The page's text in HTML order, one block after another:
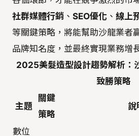
社群媒體行銷 、 SEO優化 、 線上
等關鍵策略，將能幫助沙龍業者
品牌知名度，並最終實現業務增
2025美髮造型設計趨勢解析：
致勝策略
主題
關鍵
策略
說
數位